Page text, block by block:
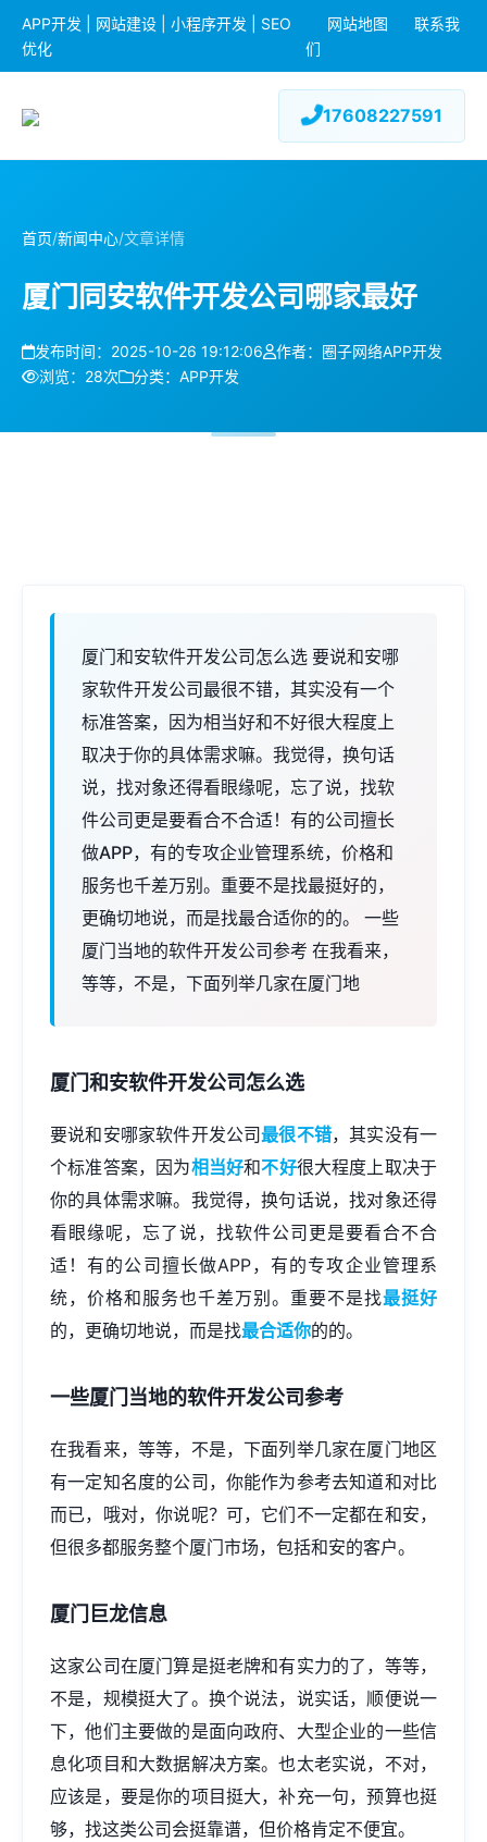
APP开发 | 网站建设 | 小程序开发 | SEO
优化
网站地图
联系我
们
17608227591
首页/新闻中心/文章详情
厦门同安软件开发公司哪家最好
发布时间：2025-10-26 19:12:06
作者：圈子网络APP开发
浏览：28次
分类：APP开发
厦门和安软件开发公司怎么选 要说和安哪
家软件开发公司最很不错，其实没有一个
标准答案，因为相当好和不好很大程度上
取决于你的具体需求嘛。我觉得，换句话
说，找对象还得看眼缘呢，忘了说，找软
件公司更是要看合不合适！有的公司擅长
做APP，有的专攻企业管理系统，价格和
服务也千差万别。重要不是找最挺好的，
更确切地说，而是找最合适你的的。 一些
厦门当地的软件开发公司参考 在我看来，
等等，不是，下面列举几家在厦门地
厦门和安软件开发公司怎么选
要说和安哪家软件开发公司最很不错，其实没有一
个标准答案，因为相当好和不好很大程度上取决于
你的具体需求嘛。我觉得，换句话说，找对象还得
看眼缘呢，忘了说，找软件公司更是要看合不合
适！有的公司擅长做APP，有的专攻企业管理系
统，价格和服务也千差万别。重要不是找最挺好
的，更确切地说，而是找最合适你的的。
一些厦门当地的软件开发公司参考
在我看来，等等，不是，下面列举几家在厦门地区
有一定知名度的公司，你能作为参考去知道和对比
而已，哦对，你说呢？可，它们不一定都在和安，
但很多都服务整个厦门市场，包括和安的客户。
厦门巨龙信息
这家公司在厦门算是挺老牌和有实力的了，等等，
不是，规模挺大了。换个说法，说实话，顺便说一
下，他们主要做的是面向政府、大型企业的一些信
息化项目和大数据解决方案。也太老实说，不对，
应该是，要是你的项目挺大，补充一句，预算也挺
够，找这类公司会挺靠谱，但价格肯定不便宜。